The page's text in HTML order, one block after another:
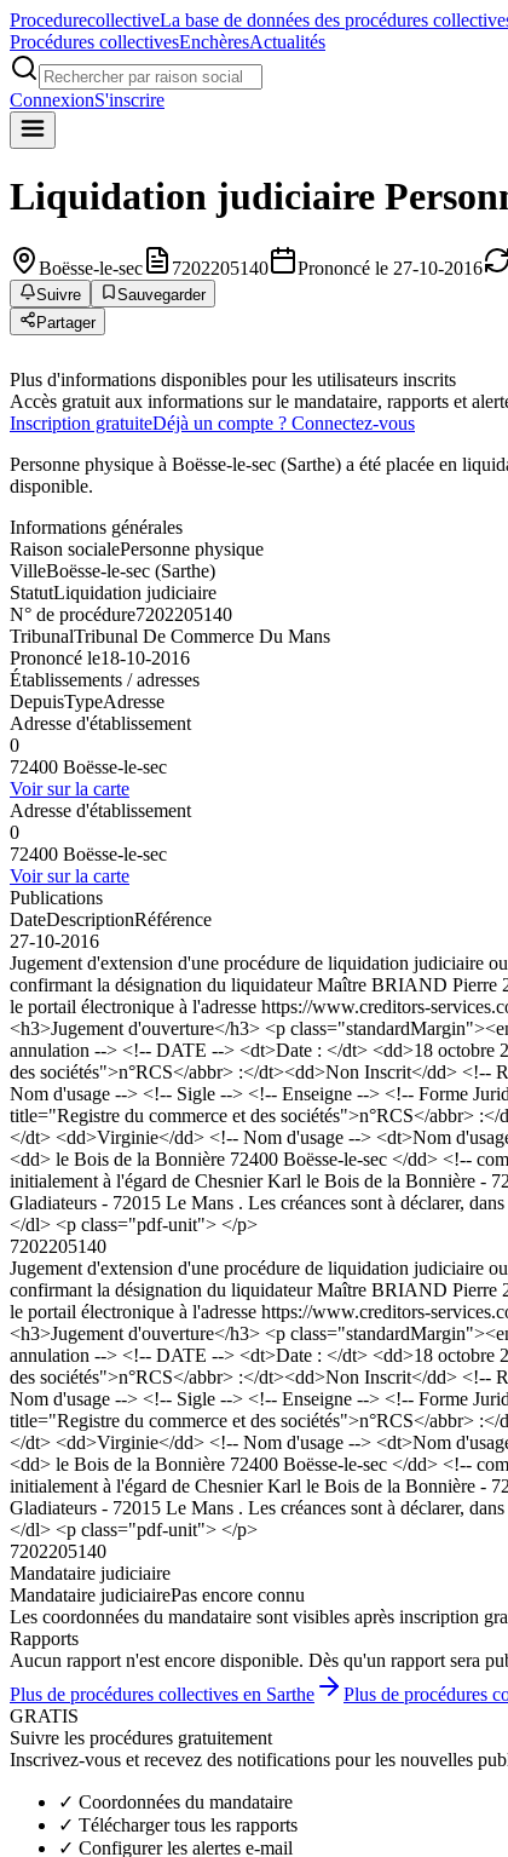
ProcedurecollectiveLa base de données des procédures
Procédures collectivesEnchèresActualités
ConnexionS'inscrire
Liquidation judiciaire
Boësse-le-sec 7202205140 Prononcé le 27-10-2016
Suivre
Sauvegarder
Partager
Plus d'informations disponibles pour les utilisateurs inscrits
Accès gratuit aux informations sur le mandataire, rapports et
Inscription gratuiteDéjà un compte ? Connectez-vous
Personne physique à Boësse-le-sec (Sarthe) a été placée en
disponible.
Informations générales
Raison socialePersonne physique
VilleBoësse-le-sec (Sarthe)
StatutLiquidation judiciaire
N° de procédure7202205140
TribunalTribunal De Commerce Du Mans
Prononcé le18-10-2016
Établissements / adresses
DepuisTypeAdresse
Adresse d'établissement
0
72400 Boësse-le-sec
Voir sur la carte
Adresse d'établissement
0
72400 Boësse-le-sec
Voir sur la carte
Publications
DateDescriptionRéférence
27-10-2016
Jugement d'extension d'une procédure de liquidation judiciaire
confirmant la désignation du liquidateur Maître BRIAND Pierre
le portail électronique à l'adresse https://www.creditors-
<h3>Jugement d'ouverture</h3> <p
annulation --> <!-- DATE --> <dt>Date : </dt> <dd>18 octobre
des sociétés">n°RCS</abbr> :</dt><dd>Non Inscrit</dd>
Nom d'usage --> <!-- Sigle --> <!-- Enseigne --> <!-- Forme
title="Registre du commerce et des sociétés">n°RCS</abbr>
</dt> <dd>Virginie</dd> <!-- Nom d'usage --> <dt>Nom
<dd> le Bois de la Bonnière 72400 Boësse-le-sec </dd> <!--
initialement à l'égard de Chesnier Karl le Bois de la Bonnière -
Gladiateurs - 72015 Le Mans . Les créances sont à déclarer,
</dl> <p class="pdf-unit"> </p>
7202205140
Jugement d'extension d'une procédure de liquidation judiciaire
confirmant la désignation du liquidateur Maître BRIAND Pierre
le portail électronique à l'adresse https://www.creditors-
<h3>Jugement d'ouverture</h3> <p
annulation --> <!-- DATE --> <dt>Date : </dt> <dd>18 octobre
des sociétés">n°RCS</abbr> :</dt><dd>Non Inscrit</dd>
Nom d'usage --> <!-- Sigle --> <!-- Enseigne --> <!-- Forme
title="Registre du commerce et des sociétés">n°RCS</abbr>
</dt> <dd>Virginie</dd> <!-- Nom d'usage --> <dt>Nom
<dd> le Bois de la Bonnière 72400 Boësse-le-sec </dd> <!--
initialement à l'égard de Chesnier Karl le Bois de la Bonnière -
Gladiateurs - 72015 Le Mans . Les créances sont à déclarer,
</dl> <p class="pdf-unit"> </p>
7202205140
Mandataire judiciaire
Mandataire judiciairePas encore connu
Les coordonnées du mandataire sont visibles après inscription
Rapports
Aucun rapport n'est encore disponible. Dès qu'un rapport sera
Plus de procédures collectives en Sarthe
Plus de procédures
GRATIS
Suivre les procédures gratuitement
Inscrivez-vous et recevez des notifications pour les nouvelles
✓ Coordonnées du mandataire
✓ Télécharger tous les rapports
✓ Configurer les alertes e-mail